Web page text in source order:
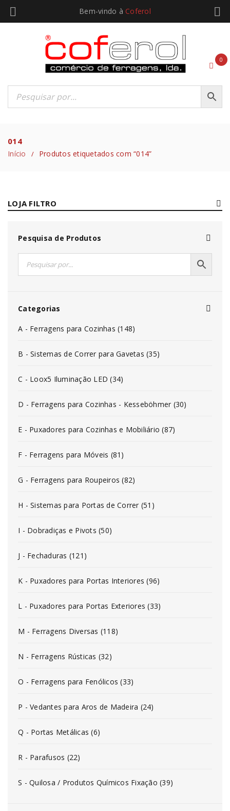
Bem-vindo à Coferol
0
014
Início / Produtos etiquetados com “014”
LOJA FILTRO
Pesquisa de Produtos
Categorias
A - Ferragens para Cozinhas (148)
B - Sistemas de Correr para Gavetas (35)
C - Loox5 Iluminação LED (34)
D - Ferragens para Cozinhas - Kesseböhmer (30)
E - Puxadores para Cozinhas e Mobiliário (87)
F - Ferragens para Móveis (81)
G - Ferragens para Roupeiros (82)
H - Sistemas para Portas de Correr (51)
I - Dobradiças e Pivots (50)
J - Fechaduras (121)
K - Puxadores para Portas Interiores (96)
L - Puxadores para Portas Exteriores (33)
M - Ferragens Diversas (118)
N - Ferragens Rústicas (32)
O - Ferragens para Fenólicos (33)
P - Vedantes para Aros de Madeira (24)
Q - Portas Metálicas (6)
R - Parafusos (22)
S - Quilosa / Produtos Químicos Fixação (39)